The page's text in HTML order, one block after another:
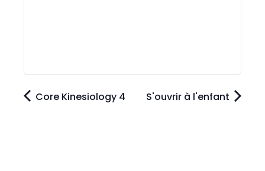
Core Kinesiology 4 S'ouvrir à l'enfant